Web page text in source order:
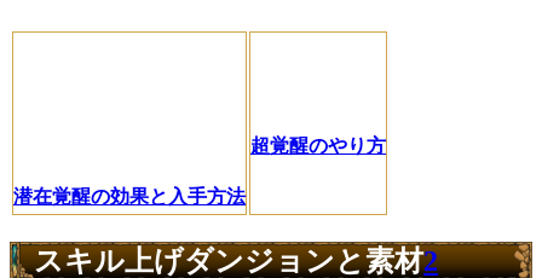
潜在覚醒の効果と入手方法
超覚醒のやり方
スキル上げダンジョンと素材2